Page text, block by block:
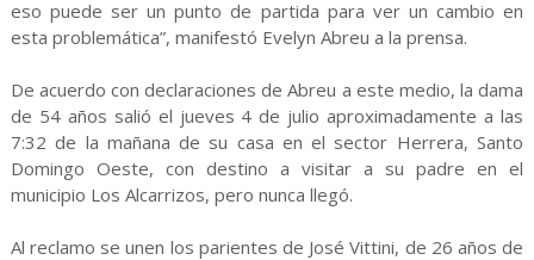
eso puede ser un punto de partida para ver un cambio en
esta problemática”, manifestó Evelyn Abreu a la prensa.
De acuerdo con declaraciones de Abreu a este medio, la dama
de 54 años salió el jueves 4 de julio aproximadamente a las
7:32 de la mañana de su casa en el sector Herrera, Santo
Domingo Oeste, con destino a visitar a su padre en el
municipio Los Alcarrizos, pero nunca llegó.
Al reclamo se unen los parientes de José Vittini, de 26 años de